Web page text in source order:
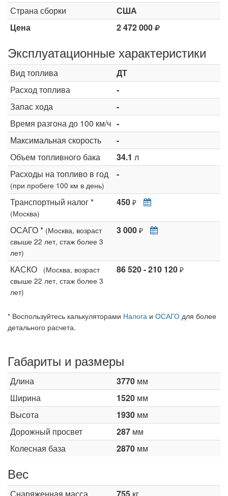
Страна сборки
США
Цена
2 472 000
Эксплуатационные характеристики
Вид топлива
ДТ
Расход топлива
-
Запас хода
-
Время разгона до 100 км/ч -
Максимальная скорость
-
Объем топливного бака
34.1 л
Расходы на топливо в год
(при пробеге 100 км в день)
-
Транспортный налог *
(Москва)
450 ₽
ОСАГО * (Москва, возраст
свыше 22 лет, стаж более 3
лет)
3 000 ₽
КАСКО
(Москва, возраст
свыше 22 лет, стаж более 3
лет)
86 520 - 210 120 ₽
* Воспользуйтесь калькуляторами Налога и ОСАГО для более
детального расчета.
Габариты и размеры
Длина 3770 мм
Ширина
1520 мм
Высота
1930 мм
Дорожный просвет
287 мм
Колесная база
2870 мм
Вес